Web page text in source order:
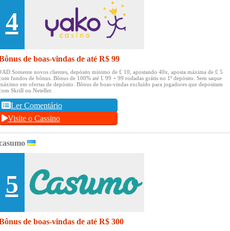
4
de boas-vindas de até R$ 99
Somente novos clientes, depósito mínimo de £ 10, apostando 40x, aposta máxima de £ 5
fundos de bônus. Bônus de 100% até £ 99 + 99 rodadas grátis no 1º depósito. Sem saque
em ofertas de depósito. Bônus de boas-vindas excluído para jogadores que depositam
Skrill ou Neteller.
Ler Comentário
Visite o Cassino
5
de boas-vindas de até R$ 300